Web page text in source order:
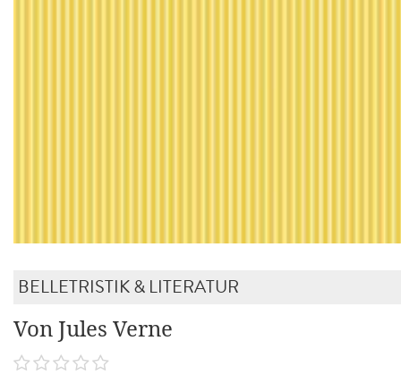
BELLETRISTIK & LITERATUR
Von Jules Verne